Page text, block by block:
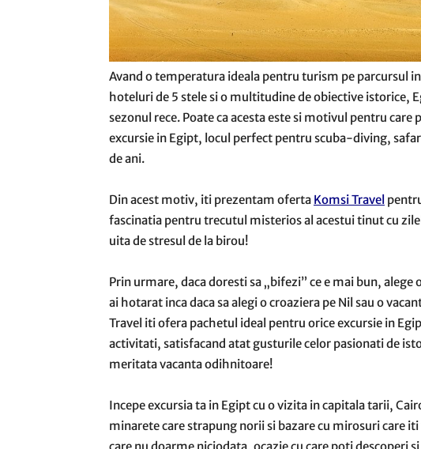
Avand o temperatura ideala pentru turism pe parcursul
hoteluri de 5 stele si o multitudine de obiective istorice,
sezonul rece. Poate ca acesta este si motivul pentru care
excursie in Egipt, locul perfect pentru scuba-diving,
de ani.
Din acest motiv, iti prezentam oferta Komsi Travel
fascinatia pentru trecutul misterios al acestui tinut cu
uita de stresul de la birou!
Prin urmare, daca doresti sa „bifezi” ce e mai bun,
ai hotarat inca daca sa alegi o croaziera pe Nil sau o
Travel iti ofera pachetul ideal pentru orice excursie in
activitati, satisfacand atat gusturile celor pasionati de
meritata vacanta odihnitoare!
Incepe excursia ta in Egipt cu o vizita in capitala tarii,
minarete care strapung norii si bazare cu mirosuri care